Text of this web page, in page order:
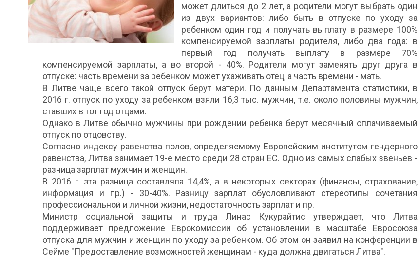
может длиться до 2 лет, а родители могут выбрать один
из двух вариантов: либо быть в отпуске по уходу за
ребенком один год и получать выплату в размере 100%
компенсируемой зарплаты родителя, либо два года: в
первый год получать выплату в размере 70%
компенсируемой зарплаты, а во второй - 40%. Родители могут заменять друг друга в
отпуске: часть времени за ребенком может ухаживать отец, а часть времени - мать.
В Литве чаще всего такой отпуск берут матери. По данным Департамента статистики, в
2016 г. отпуск по уходу за ребенком взяли 16,3 тыс. мужчин, т.е. около половины мужчин,
ставших в тот год отцами.
Однако в Литве обычно мужчины при рождении ребенка берут месячный оплачиваемый
отпуск по отцовству.
Согласно индексу равенства полов, определяемому Европейским институтом гендерного
равенства, Литва занимает 19-е место среди 28 стран ЕС. Одно из самых слабых звеньев -
разница зарплат мужчин и женщин.
В 2016 г. эта разница составляла 14,4%, а в некоторых секторах (финансы, страхование,
информация и пр.) - 30-40%. Разницу зарплат обусловливают стереотипы сочетания
профессиональной и личной жизни, недостаточность зарплат и пр.
Министр социальной защиты и труда Линас Кукурайтис утверждает, что Литва
поддерживает предложение Еврокомиссии об установлении в масштабе Евросоюза
отпуска для мужчин и женщин по уходу за ребенком. Об этом он заявил на конференции в
Сейме "Предоставление возможностей женщинам - куда должна двигаться Литва".